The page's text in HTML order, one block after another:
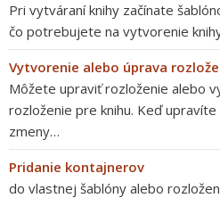
Pri vytváraní knihy začínate
čo potrebujete na vytvorenie
Vytvorenie alebo úprava
Môžete upraviť rozloženie alebo
rozloženie pre knihu. Keď
zmeny…
Pridanie kontajnerov
do vlastnej šablóny alebo